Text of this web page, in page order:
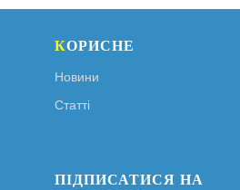
КОРИСНЕ
Новини
Статті
ПІДПИСАТИСЯ НА